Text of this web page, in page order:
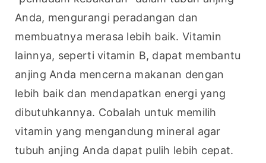
Anda, mengurangi peradangan dan
membuatnya merasa lebih baik. Vitamin
lainnya, seperti vitamin B, dapat membantu
anjing Anda mencerna makanan dengan
lebih baik dan mendapatkan energi yang
dibutuhkannya. Cobalah untuk memilih
vitamin yang mengandung mineral agar
tubuh anjing Anda dapat pulih lebih cepat.